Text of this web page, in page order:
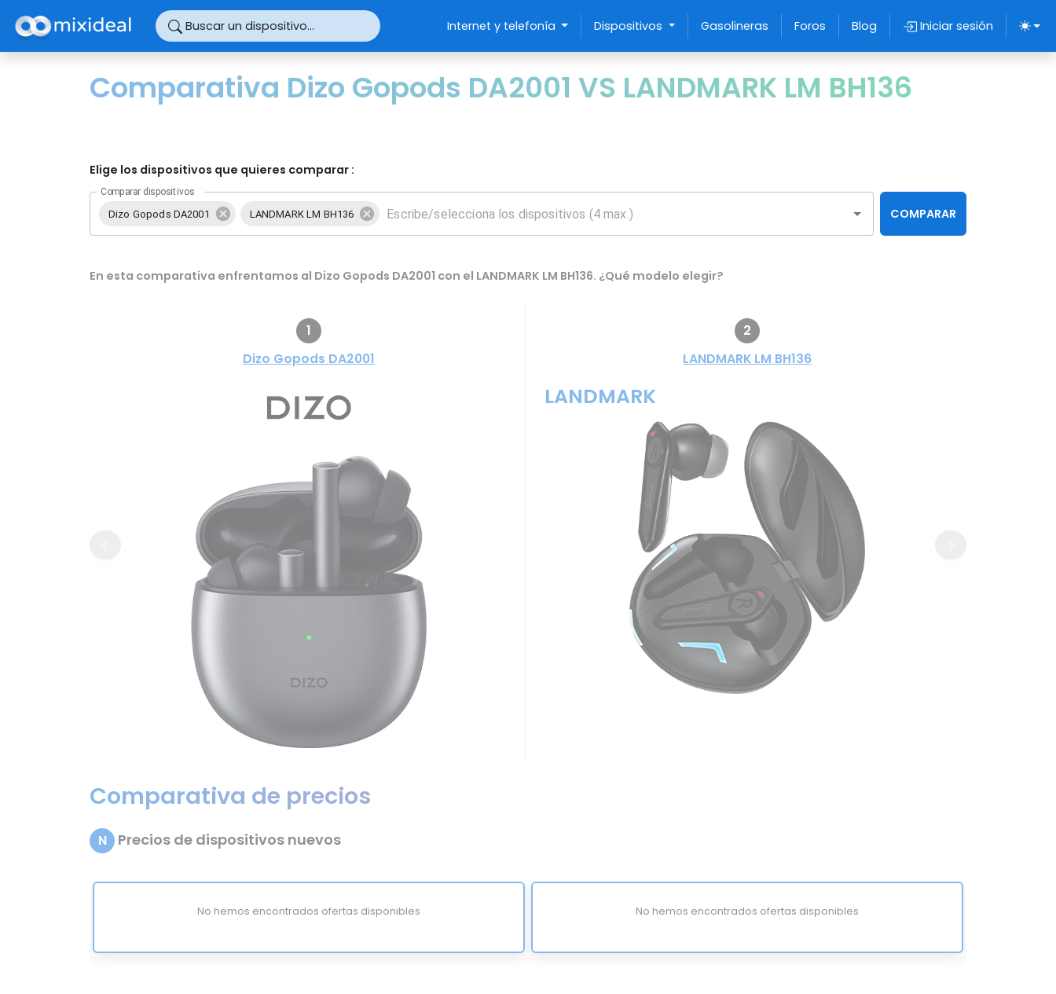
Buscar un dispositivo... Internet y telefonía Dispositivos Gasolineras Foros Blog Iniciar sesión
Comparativa Dizo Gopods DA2001 VS LANDMARK LM BH136
Elige los dispositivos que quieres comparar :
Comparar dispositivos
Dizo Gopods DA2001 LANDMARK LM BH136 COMPARAR
En esta comparativa enfrentamos al Dizo Gopods DA2001 con el LANDMARK LM BH136. ¿Qué modelo elegir?
1
Dizo Gopods DA2001
2
LANDMARK LM BH136
LANDMARK
Comparativa de precios
N Precios de dispositivos nuevos
No hemos encontrados ofertas disponibles No hemos encontrados ofertas disponibles